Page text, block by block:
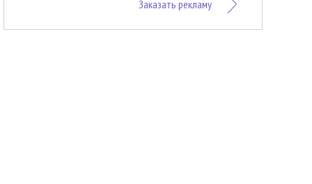
Заказать рекламу